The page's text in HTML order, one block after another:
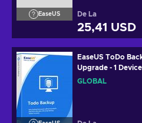
EaseUS De La
25,41 USD
EaseUS ToDo
Upgrade - 1
GLOBAL